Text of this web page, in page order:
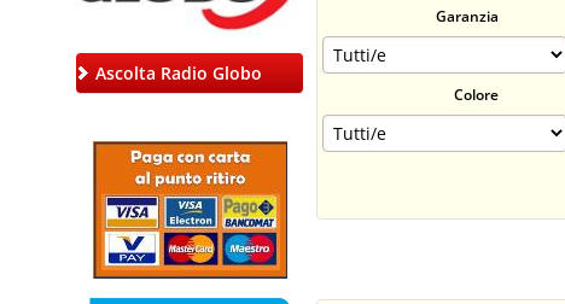
Ascolta Radio Globo
Garanzia
Colore